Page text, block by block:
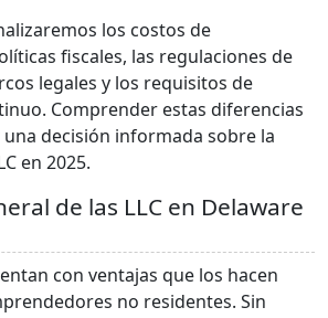
los costos de
fiscales, las regulaciones de
legales y los requisitos de
Comprender estas diferencias
decisión informada sobre la
en 2025.
de las LLC en Delaware
con ventajas que los hacen
no residentes. Sin